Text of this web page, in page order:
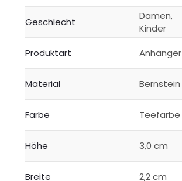
Geschlecht
Damen,
Kinder
Produktart
Anhänger
Material Bernstein
Farbe Teefarbe
Höhe 3,0 cm
Breite 2,2 cm